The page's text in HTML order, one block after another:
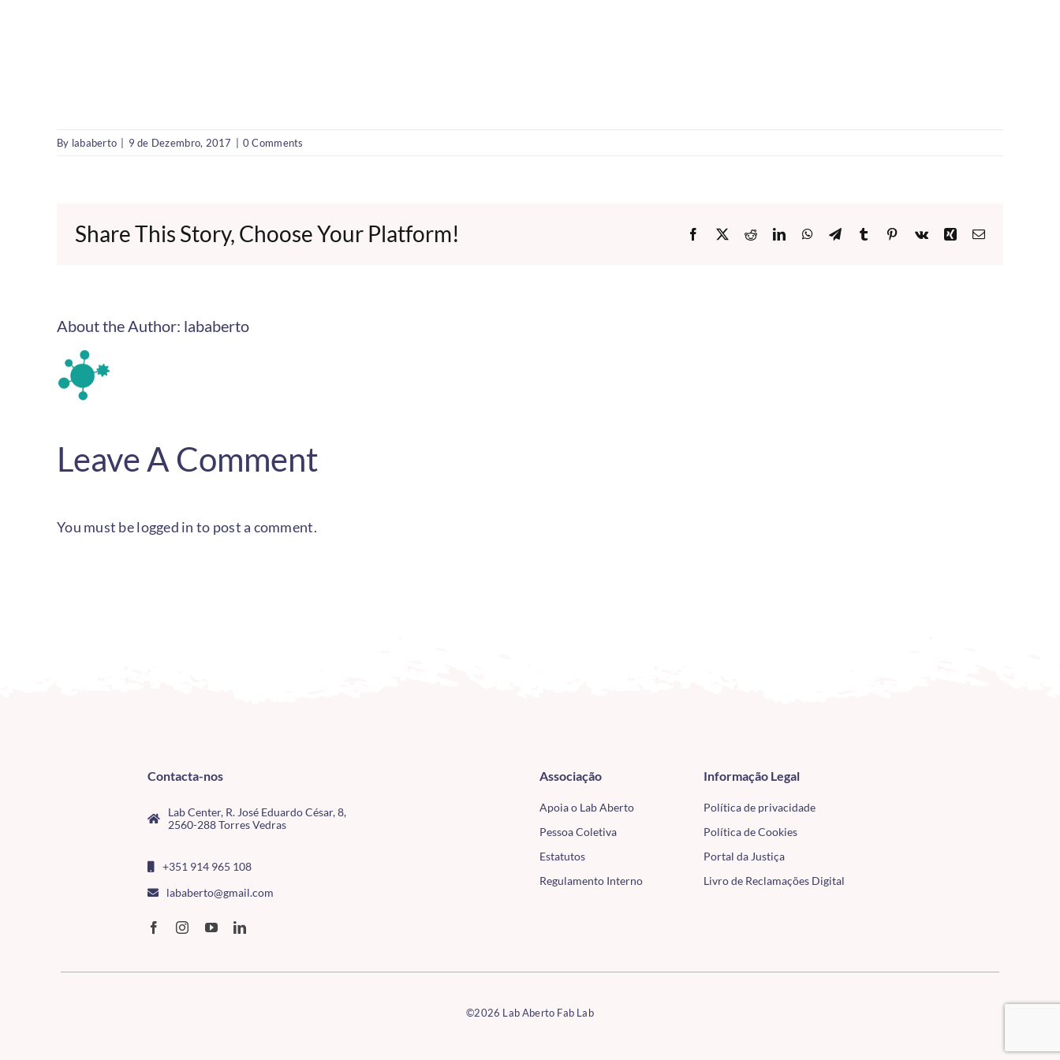
By lababerto 9 de Dezembro, 2017 0 Comments
Share This Story, Choose Your Platform! Facebook
X RedditLinkedInWhatsApp
TelegramTumblr Pinterest
Vk XingEmail
About the Author: lababerto
Leave A Comment
You must belogged in to post a comment.
Contacta-nos
Lab Center, R. José Eduardo César, 8,
2560-288 Torres Vedras
+351 914 965 108
lababerto@gmail.com
Associação
Apoia o Lab Aberto
Pessoa Coletiva
Estatutos
Regulamento Interno
Informação Legal
Política de privacidade
Política de Cookies
Portal da Justiça
Livro de Reclamações Digital
©2026 Lab Aberto Fab Lab